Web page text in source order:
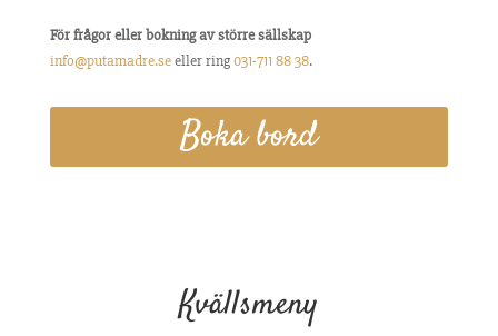
För frågor eller bokning av större sällskap
info@putamadre.seeller ring031-711 88 38.
Boka bord
Kvällsmeny